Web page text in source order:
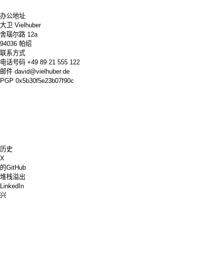
办公地址
大卫 Vielhuber
舍瑙尔路 12a
94036 帕绍
联系方式
电话号码 +49 89 21 555 122
邮件 david@vielhuber.de
PGP 0x5b30f5e23b07f90c
历史
X
的GitHub
堆栈溢出
LinkedIn
兴